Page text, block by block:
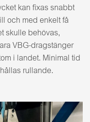
kan fixas snabbt
och med enkelt få
skulle behövas,
VBG-dragstänger
i landet. Minimal tid
rullande.